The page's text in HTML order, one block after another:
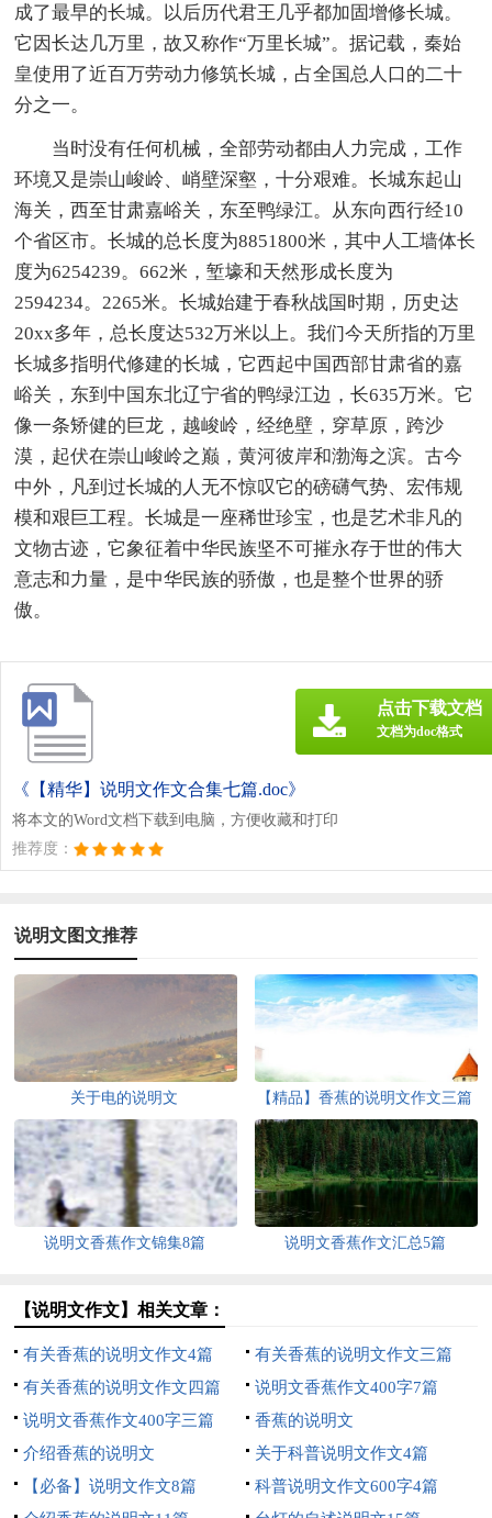
成了最早的长城。以后历代君王几乎都加固增修长城。
它因长达几万里，故又称作“万里长城”。据记载，秦始
皇使用了近百万劳动力修筑长城，占全国总人口的二十
分之一。
当时没有任何机械，全部劳动都由人力完成，工作
环境又是崇山峻岭、峭壁深壑，十分艰难。长城东起山
海关，西至甘肃嘉峪关，东至鸭绿江。从东向西行经10
个省区市。长城的总长度为8851800米，其中人工墙体长
度为6254239。662米，堑壕和天然形成长度为
2594234。2265米。长城始建于春秋战国时期，历史达
20xx多年，总长度达532万米以上。我们今天所指的万里
长城多指明代修建的长城，它西起中国西部甘肃省的嘉
峪关，东到中国东北辽宁省的鸭绿江边，长635万米。它
像一条矫健的巨龙，越峻岭，经绝壁，穿草原，跨沙
漠，起伏在崇山峻岭之巅，黄河彼岸和渤海之滨。古今
中外，凡到过长城的人无不惊叹它的磅礴气势、宏伟规
模和艰巨工程。长城是一座稀世珍宝，也是艺术非凡的
文物古迹，它象征着中华民族坚不可摧永存于世的伟大
意志和力量，是中华民族的骄傲，也是整个世界的骄
傲。
《【精华】说明文作文合集七篇.doc》
将本文的Word文档下载到电脑，方便收藏和打印
推荐度：
点击下载文档
文档为doc格式
说明文图文推荐
关于电的说明文 【精品】香蕉的说明文作文三篇
说明文香蕉作文锦集8篇 说明文香蕉作文汇总5篇
【说明文作文】相关文章：
有关香蕉的说明文作文4篇
有关香蕉的说明文作文三篇
有关香蕉的说明文作文四篇
说明文香蕉作文400字7篇
说明文香蕉作文400字三篇
香蕉的说明文
介绍香蕉的说明文
关于科普说明文作文4篇
【必备】说明文作文8篇
科普说明文作文600字4篇